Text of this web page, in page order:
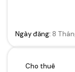
Ngày đăng: 8
Cho thuê